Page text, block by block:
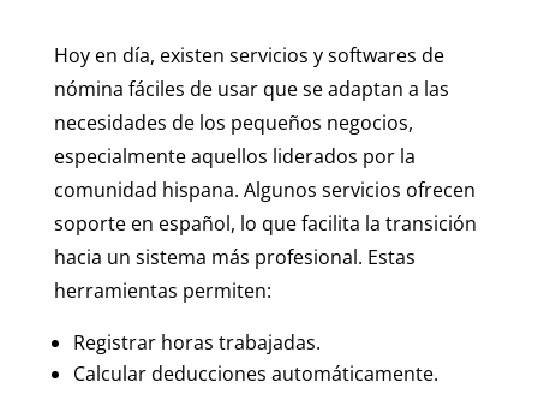
Hoy en día, existen servicios y softwares de
nómina fáciles de usar que se adaptan a las
necesidades de los pequeños negocios,
especialmente aquellos liderados por la
comunidad hispana. Algunos servicios ofrecen
soporte en español, lo que facilita la transición
hacia un sistema más profesional. Estas
herramientas permiten:
Registrar horas trabajadas.
Calcular deducciones automáticamente.